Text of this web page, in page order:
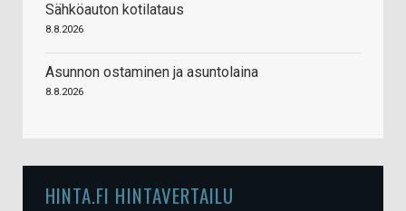
Sähköauton kotilataus
8.8.2026
Asunnon ostaminen ja asuntolaina
8.8.2026
HINTA.FI HINTAVERTAILU